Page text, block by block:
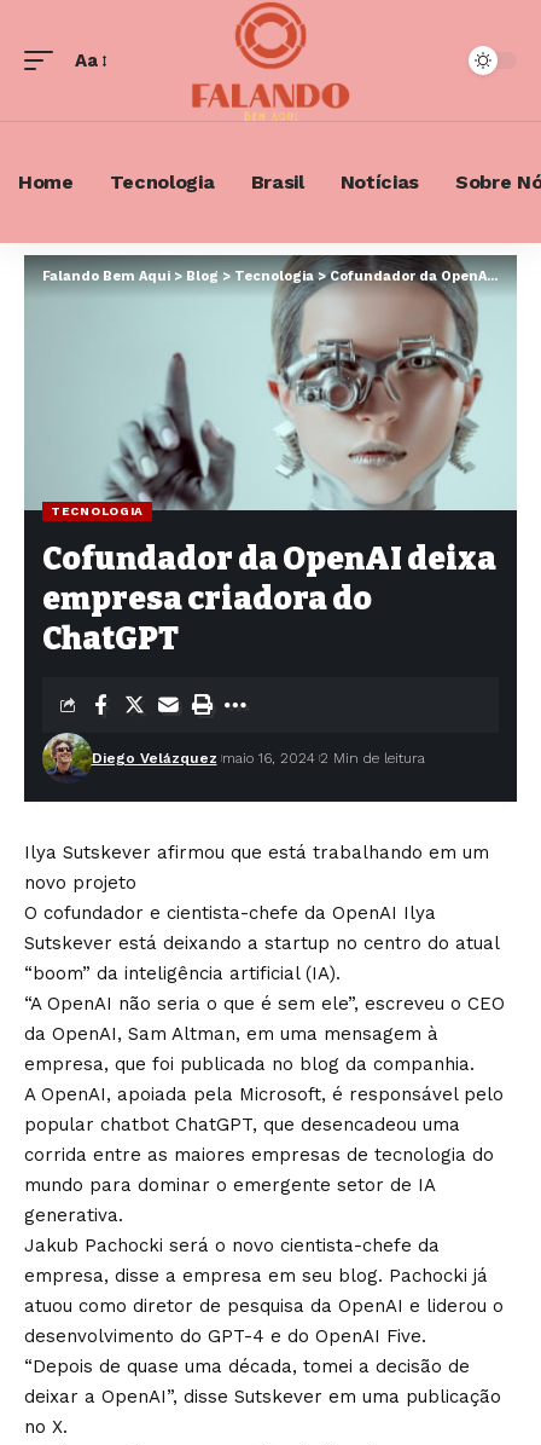
Font
Aa
Home Tecnologia Brasil Notícias Sobre
Falando Bem Aqui>Blog>Tecnologia>Cofundador da OpenAI deixa empresa criadora do ChatGPT
TECNOLOGIA
Cofundador da OpenAI deixa
empresa criadora do
ChatGPT
Diego Velázquez maio 16, 2024 2 Min de leitura
Ilya Sutskever afirmou que está trabalhando em um
novo projeto
O cofundador e cientista-chefe da OpenAI Ilya
Sutskever está deixando a startup no centro do atual
“boom” da inteligência artificial (IA).
“A OpenAI não seria o que é sem ele”, escreveu o CEO
da OpenAI, Sam Altman, em uma mensagem à
empresa, que foi publicada no blog da companhia.
A OpenAI, apoiada pela Microsoft, é responsável pelo
popular chatbot ChatGPT, que desencadeou uma
corrida entre as maiores empresas de tecnologia do
mundo para dominar o emergente setor de IA
generativa.
Jakub Pachocki será o novo cientista-chefe da
empresa, disse a empresa em seu blog. Pachocki já
atuou como diretor de pesquisa da OpenAI e liderou o
desenvolvimento do GPT-4 e do OpenAI Five.
“Depois de quase uma década, tomei a decisão de
deixar a OpenAI”, disse Sutskever em uma publicação
no X.